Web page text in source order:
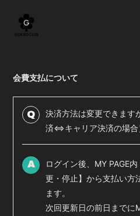
INFORMATION
PROFILE
OFF SHOT
GOODS
会費支払について
Q
決済方法は変更できます
済⇔キャリア決済の場合
A
ログイン後、MY PAGE
更・停止】から支払い方
ます。
次回更新日の前日までに